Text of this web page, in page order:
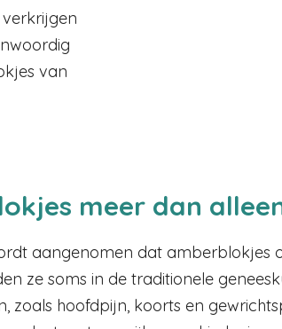
van
meer dan
aangenomen dat amberblokjes
ze soms in de traditionele
zoals hoofdpijn, koorts en